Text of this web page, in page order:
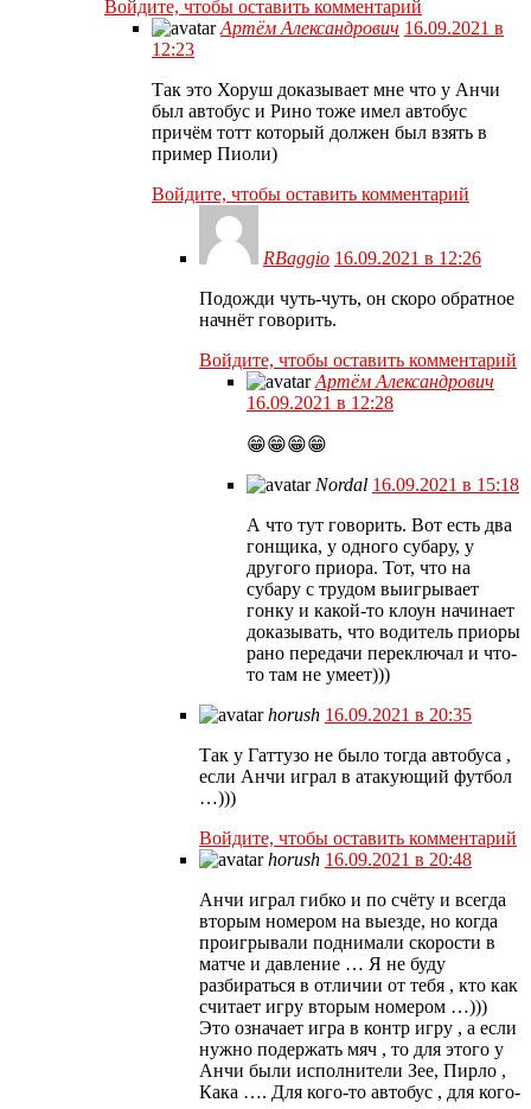
Войдите, чтобы оставить комментарий
Артём Александрович 16.09.2021 в
12:23
Так это Хоруш доказывает мне что у Анчи
был автобус и Рино тоже имел автобус
причём тотт который должен был взять в
пример Пиоли)
Войдите, чтобы оставить комментарий
RBaggio 16.09.2021 в 12:26
Подожди чуть-чуть, он скоро обратное
начнёт говорить.
Войдите, чтобы оставить комментарий
Артём Александрович
16.09.2021 в 12:28
😁😁😁😁
Nordal 16.09.2021 в 15:18
А что тут говорить. Вот есть два
гонщика, у одного субару, у
другого приора. Тот, что на
субару с трудом выигрывает
гонку и какой-то клоун начинает
доказывать, что водитель приоры
рано передачи переключал и что-
то там не умеет)))
horush 16.09.2021 в 20:35
Так у Гаттузо не было тогда автобуса ,
если Анчи играл в атакующий футбол
…)))
Войдите, чтобы оставить комментарий
horush 16.09.2021 в 20:48
Анчи играл гибко и по счёту и всегда
вторым номером на выезде, но когда
проигрывали поднимали скорости в
матче и давление … Я не буду
разбираться в отличии от тебя , кто как
считает игру вторым номером …)))
Это означает игра в контр игру , а если
нужно подержать мяч , то для этого у
Анчи были исполнители Зее, Пирло ,
Кака …. Для кого-то автобус , для кого-